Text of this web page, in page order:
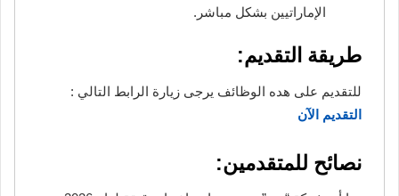
الإماراتيين بشكل مباشر.
طريقة التقديم:
للتقديم على هده الوظائف يرجى زيارة الرابط التالي :
التقديم الآن
نصائح للمتقدمين: